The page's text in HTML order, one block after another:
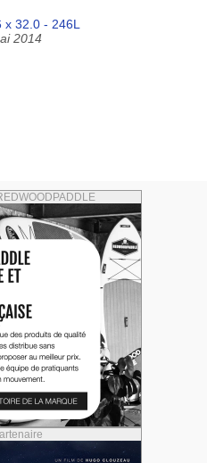
32.0 - 246L
2014